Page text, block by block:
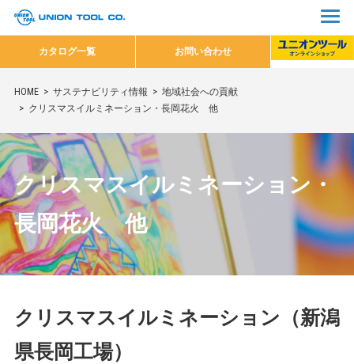
カタログ一覧 お問い合わせ
HOME サステナビリティ情報
地域社会への貢献
クリスマスイルミネーション・長岡花火 他
クリスマスイルミネーション・
長岡花火 他
クリスマスイルミネーション（新潟
県長岡工場）